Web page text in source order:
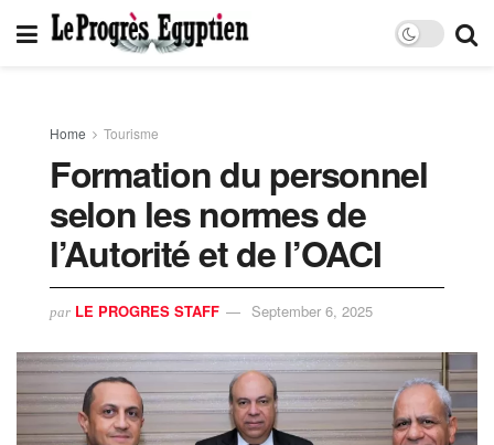
Home Tourisme
Formation du personnel
selon les normes de
l’Autorité et de l’OACI
par LE PROGRES STAFF September 6, 2025